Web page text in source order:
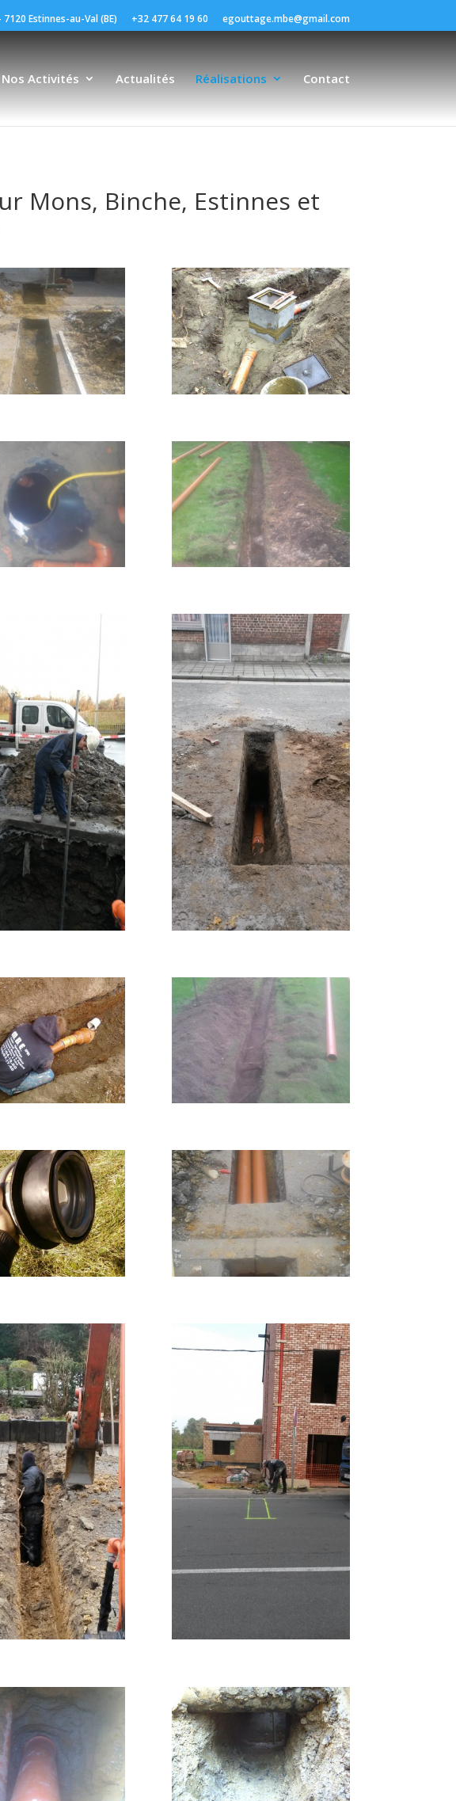
7120 Estinnes-au-Val (BE) +32 477 64 19 60 egouttage.mbe@gmail.com
Nos Activités Actualités Réalisations Contact
Mons, Binche, Estinnes et